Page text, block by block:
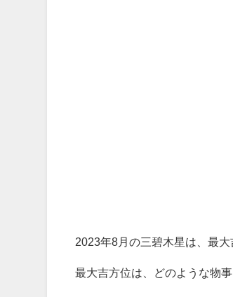
2023年8月の三碧木星は、最
最大吉方位は、どのような物